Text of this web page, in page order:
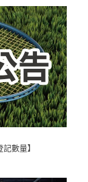
數量】